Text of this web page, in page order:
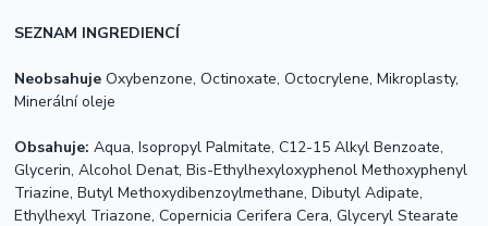
SEZNAM INGREDIENCÍ
Neobsahuje Oxybenzone, Octinoxate, Octocrylene, Mikroplasty,
Minerální oleje
Obsahuje:Aqua, Isopropyl Palmitate, C12-15 Alkyl Benzoate,
Glycerin, Alcohol Denat, Bis-Ethylhexyloxyphenol Methoxyphenyl
Triazine, Butyl Methoxydibenzoylmethane, Dibutyl Adipate,
Ethylhexyl Triazone, Copernicia Cerifera Cera, Glyceryl Stearate